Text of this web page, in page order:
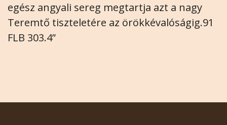
egész angyali sereg megtartja azt a nagy
Teremtő tiszteletére az örökkévalóságig.91
FLB 303.4”